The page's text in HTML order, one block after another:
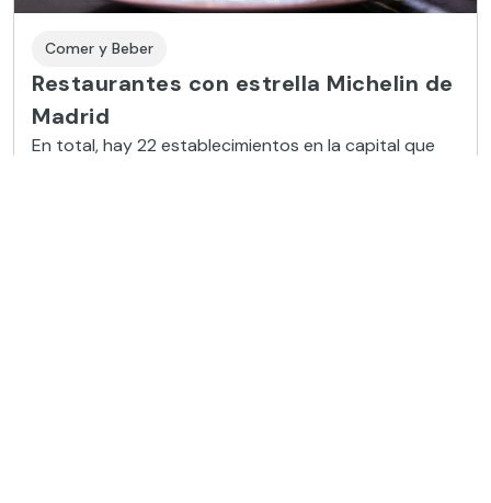
Comer y Beber
Restaurantes con estrella Michelin de
Madrid
En total, hay 22 establecimientos en la capital que